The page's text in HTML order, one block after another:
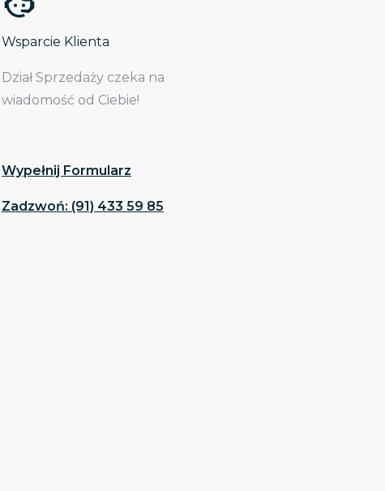
Wsparcie Klienta
Dział Sprzedaży czeka na
wiadomość od Ciebie!
Wypełnij Formularz
Zadzwoń: (91) 433 59 85